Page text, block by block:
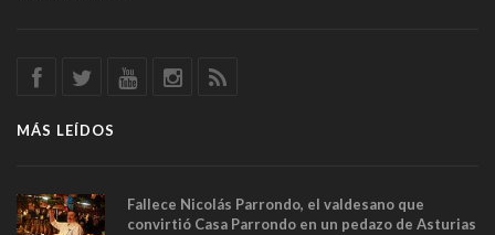
MÁS LEÍDOS
Fallece Nicolás Parrondo, el valdesano que
convirtió Casa Parrondo en un pedazo de Asturias